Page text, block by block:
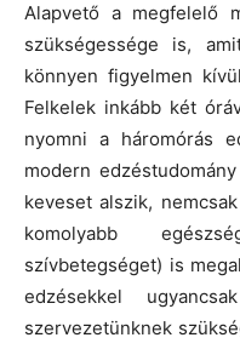
Alapvető a megfelelő
szükségessége is,
könnyen figyelmen
Felkelek inkább két
nyomni a háromórás
modern
keveset alszik,
komolyabb
szívbetegséget) is
edzésekkel
szervezetünknek